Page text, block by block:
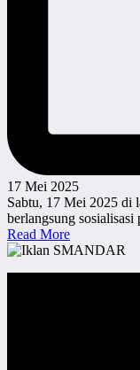
17 Mei 2025
Sabtu, 17 Mei 2025 di
berlangsung
Read More